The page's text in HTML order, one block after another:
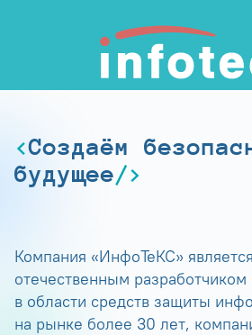
Создаём
будущее
Компания «ИнфоТеКС»
отечественным
в области средств защиты
на рынке более 30 лет,